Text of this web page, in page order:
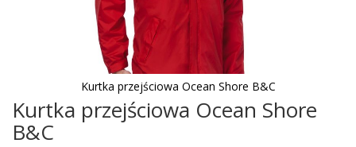
Kurtka przejściowa Ocean Shore
B&C
Kurtka przejściowa Ocean Shore B&C
Przejdź
na
początek